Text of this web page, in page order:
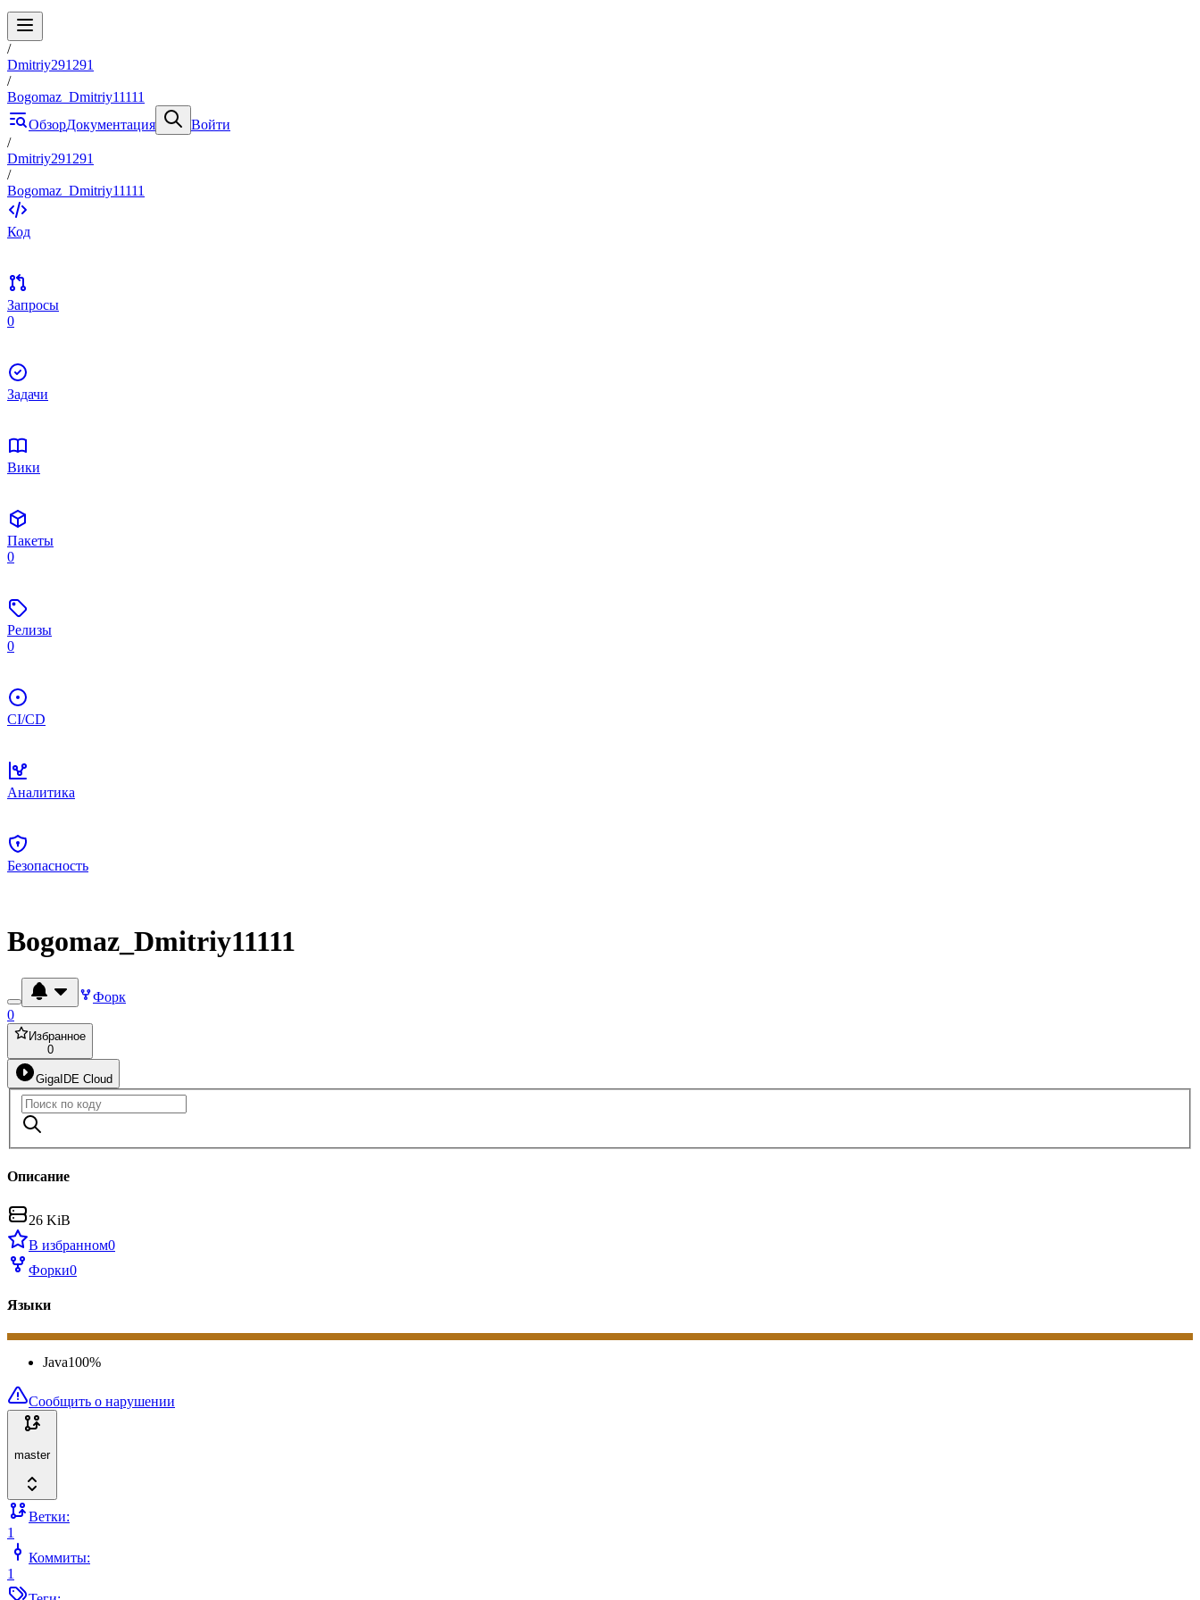
/
Dmitriy291291
/
Bogomaz_Dmitriy11111
ОбзорДокументация
Войти
/
Dmitriy291291
/
Bogomaz_Dmitriy11111
Код
Запросы
0
Задачи
Вики
Пакеты
0
Релизы
0
CI/CD
Аналитика
Безопасность
Bogomaz_Dmitriy11111
Форк
0
Избранное
0
GigaIDE Cloud
Описание
26 KiB
В избранном0
Форки0
Языки
Java100%
Сообщить о нарушении
master
Ветки:
1
Коммиты:
1